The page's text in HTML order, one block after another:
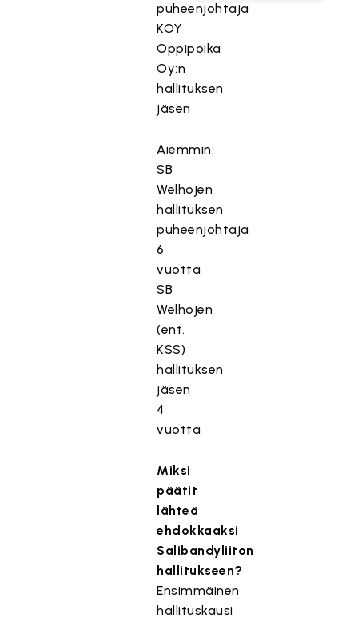
puheenjohtaja
KOY
Oppipoika
Oy:n
hallituksen
jäsen
Aiemmin:
SB
Welhojen
hallituksen
puheenjohtaja
6
vuotta
SB
Welhojen
(ent.
KSS)
hallituksen
jäsen
4
vuotta
Miksi
päätit
lähteä
ehdokkaaksi
Salibandyliiton
hallitukseen?
Ensimmäinen
hallituskausi